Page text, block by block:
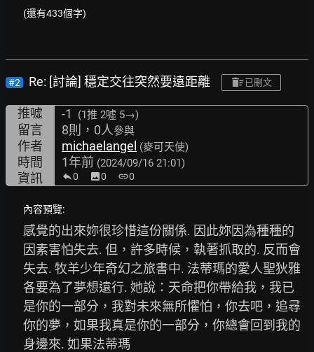
(還有433個字)
#2 Re: [討論] 穩定交往突然要遠距離 已刪文
推噓 -1 (1推 2噓 5→)
留言 8則，0人參與
作者 michaelangel (麥可天使)
時間 1年前 (2024/09/16 21:01)
資訊 0 image0 link0
內容預覽:
感覺的出來妳很珍惜這份關係. 因此妳因為種種的
因素害怕失去. 但，許多時候，執著抓取的. 反而會
失去. 牧羊少年奇幻之旅書中. 法蒂瑪的愛人聖狄雅
各要為了夢想遠行. 她說：天命把你帶給我，我已
是你的一部分，我對未來無所懼怕，你去吧，追尋
你的夢，如果我真是你的一部分，你總會回到我的
身邊來. 如果法蒂瑪